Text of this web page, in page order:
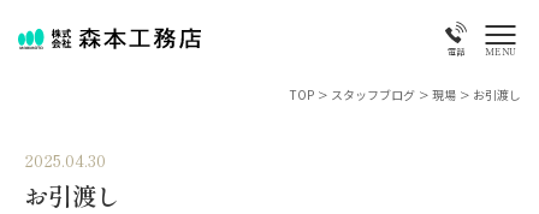
電話 MENU
TOP > スタッフブログ > 現場 > お引渡し
2025.04.30
お引渡し